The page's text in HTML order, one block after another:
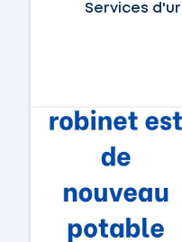
Services